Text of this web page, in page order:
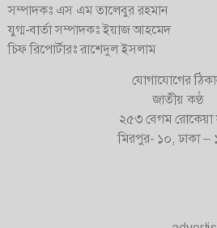
সম্পাদকঃ এস এম তালেবুর রহমান
যুগ্ম-বার্তা সম্পাদকঃ ইয়াজ আহমেদ
চিফ রিপোর্টারঃ রাশেদুল ইসলাম
যোগাযোগের
জাতীয় কণ্ঠ
২৫৩ বেগম রোকেয়া
মিরপুর- ১০, ঢাকা –